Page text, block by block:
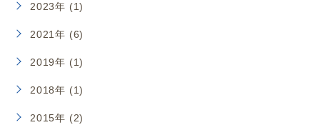
2023年 (1)
2021年 (6)
2019年 (1)
2018年 (1)
2015年 (2)